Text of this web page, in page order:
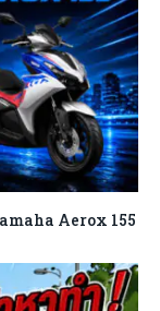
Aerox 155